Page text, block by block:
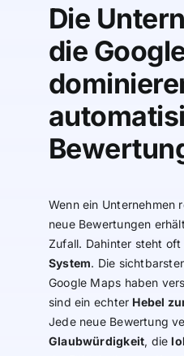
Die
die
Wenn ein Unternehmen
neue Bewertungen
Zufall. Dahinter steht oft
System. Die
Google Maps haben
sind ein echter Hebel
Jede neue Bewertung
Glaubwürdigkeit, die